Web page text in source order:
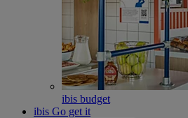
ibis budget
ibis Go get it